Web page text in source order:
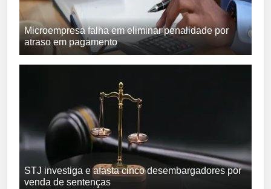
Microempresa falha em eliminar penalidade por
atraso em pagamento
STJ investiga e afasta cinco desembargadores por
venda de sentenças